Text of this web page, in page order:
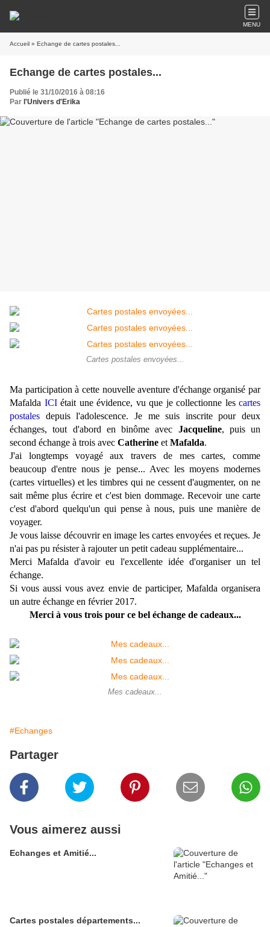
MENU
Accueil » Echange de cartes postales...
Echange de cartes postales...
Publié le 31/10/2016 à 08:16
Par l'Univers d'Erika
Cartes postales envoyées...
Ma participation à cette nouvelle aventure d'échange organisé par
Mafalda ICIétait une évidence, vu que je collectionne les cartes
postales depuis l'adolescence. Je me suis inscrite pour deux
échanges, tout d'abord en binôme avec Jacqueline, puis un
second échange à trois avec Catherine et Mafalda.
J'ai longtemps voyagé aux travers de mes cartes, comme
beaucoup d'entre nous je pense... Avec les moyens modernes
(cartes virtuelles) et les timbres qui ne cessent d'augmenter, on ne
sait même plus écrire et c'est bien dommage. Recevoir une carte
c'est d'abord quelqu'un qui pense à nous, puis une manière de
voyager.
Je vous laisse découvrir en image les cartes envoyées et reçues. Je
n'ai pas pu résister à rajouter un petit cadeau supplémentaire...
Merci Mafalda d'avoir eu l'excellente idée d'organiser un tel
échange.
Si vous aussi vous avez envie de participer, Mafalda organisera
un autre échange en février 2017.
Merci à vous trois pour ce bel échange de cadeaux...
Mes cadeaux...
#Echanges
Partager
Vous aimerez aussi
Echanges et Amitié...
Cartes postales départements...